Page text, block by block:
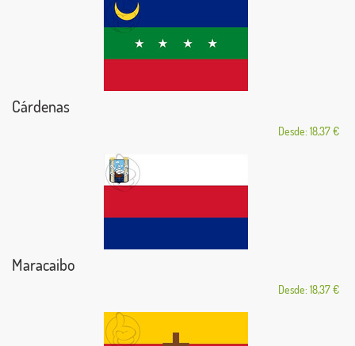
Cárdenas
Desde: 18,37 €
Maracaibo
Desde: 18,37 €